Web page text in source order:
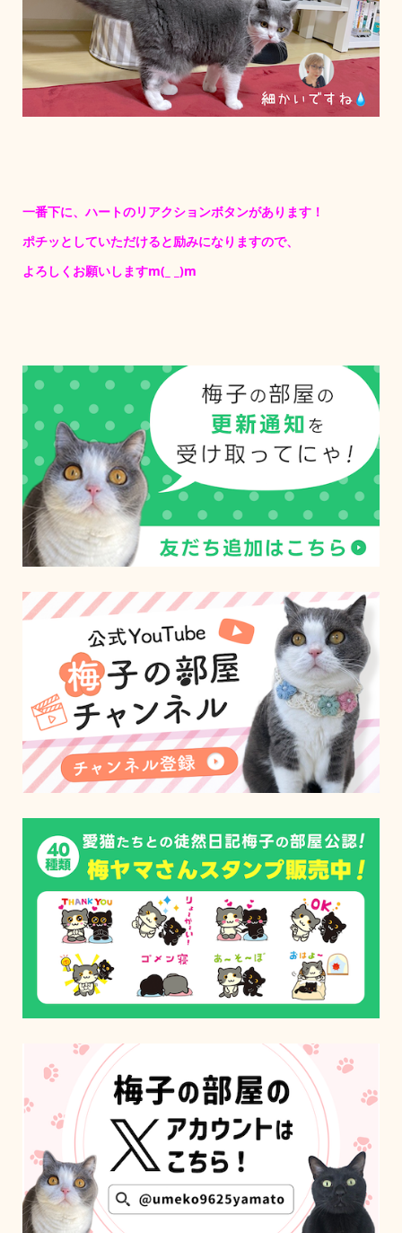
一番下に、ハートのリアクションボタンがあります！
ポチッとしていただけると励みになりますので、
よろしくお願いしますm(_ _)m